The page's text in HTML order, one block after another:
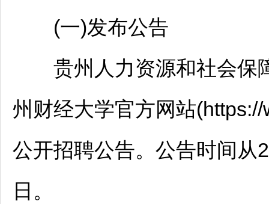
(一)发布公告
贵州人力资源和社会保
州财经大学官方网站
公开招聘公告。公告时间从
日。